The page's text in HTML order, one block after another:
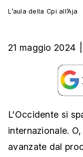
L’aula della Cpi all’Aja
21 maggio 2024
L'Occidente si
internazionale.
avanzate dal